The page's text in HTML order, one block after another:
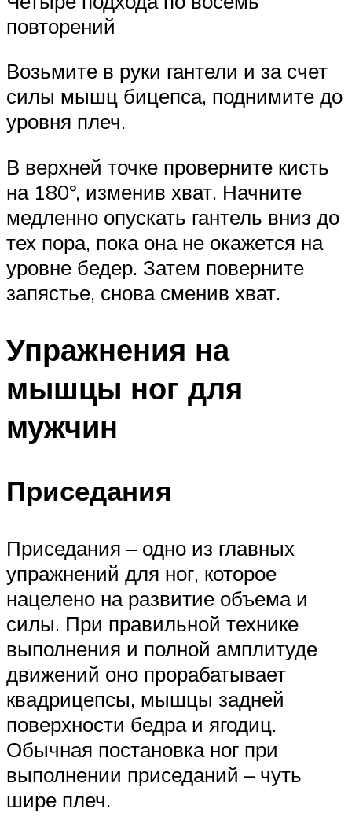
повторений
Возьмите в руки гантели и за счет
силы мышц бицепса, поднимите до
уровня плеч.
В верхней точке проверните кисть
на 180º, изменив хват. Начните
медленно опускать гантель вниз до
тех пора, пока она не окажется на
уровне бедер. Затем поверните
запястье, снова сменив хват.
Упражнения на
мышцы ног для
мужчин
Приседания
Приседания – одно из главных
упражнений для ног, которое
нацелено на развитие объема и
силы. При правильной технике
выполнения и полной амплитуде
движений оно прорабатывает
квадрицепсы, мышцы задней
поверхности бедра и ягодиц.
Обычная постановка ног при
выполнении приседаний – чуть
шире плеч.